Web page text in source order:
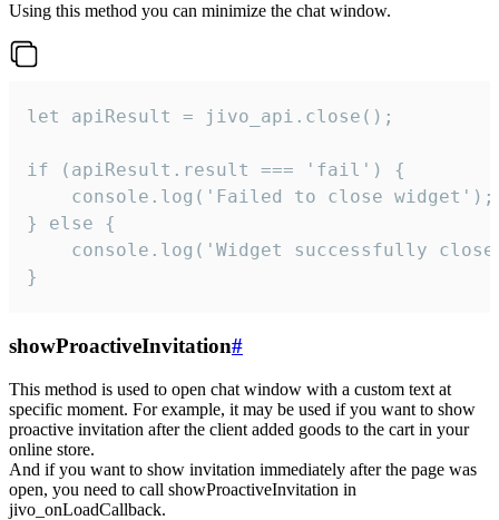
Using this method you can minimize the chat window.
let apiResult = jivo_api.close();
if (apiResult.result === 'fail') {
    console.log('Failed to close widget');
} else {
console.log('Widget successfully
}
showProactiveInvitation#
This method is used to open chat window with a custom text at
specific moment. For example, it may be used if you want to show
proactive invitation after the client added goods to the cart in your
online store.
And if you want to show invitation immediately after the page was
open, you need to call showProactiveInvitation in
jivo_onLoadCallback.